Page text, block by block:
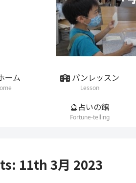
ーム パンレッスン
Lesson
🔮占いの館
Fortune-telling
11th 3月 2023